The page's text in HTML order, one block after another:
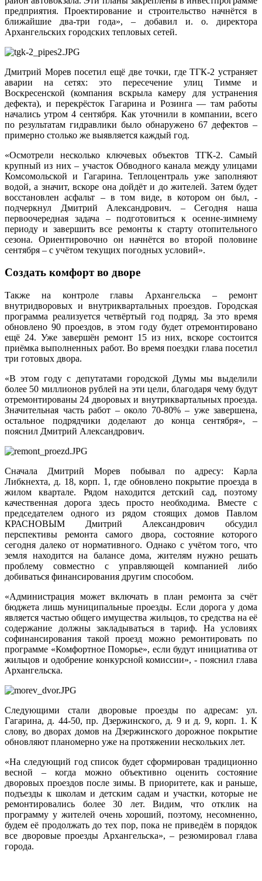
предприятия. Проектирование и строительство начнётся в
ближайшие два-три года», – добавил и. о. директора
Архангельских городских тепловых сетей.
Дмитрий Морев посетил ещё две точки, где ТГК-2 устраняет
аварии на сетях: это пересечение улиц Тимме и
Воскресенской (компания вскрыла камеру для устранения
дефекта), и перекрёсток Гагарина и Розинга — там работы
начались утром 4 сентября. Как уточнили в компании, всего
по результатам гидравлики было обнаружено 67 дефектов –
примерно столько же выявляется каждый год.
«Осмотрели несколько ключевых объектов ТГК-2. Самый
крупный из них – участок Обводного канала между улицами
Комсомольской и Гагарина. Теплоцентраль уже заполняют
водой, а значит, вскоре она дойдёт и до жителей. Затем будет
восстановлен асфальт – в том виде, в котором он был, -
подчеркнул Дмитрий Александрович. – Сегодня наша
первоочередная задача – подготовиться к осенне-зимнему
периоду и завершить все ремонты к старту отопительного
сезона. Ориентировочно он начнётся во второй половине
сентября – с учётом текущих погодных условий».
Создать комфорт во дворе
Также на контроле главы Архангельска – ремонт
внутридворовых и внутриквартальных проездов. Городская
программа реализуется четвёртый год подряд. За это время
обновлено 90 проездов, в этом году будет отремонтировано
ещё 24. Уже завершён ремонт 15 из них, вскоре состоится
приёмка выполненных работ. Во время поездки глава посетил
три готовых двора.
«В этом году с депутатами городской Думы мы выделили
более 50 миллионов рублей на эти цели, благодаря чему будут
отремонтированы 24 дворовых и внутриквартальных проезда.
Значительная часть работ – около 70-80% – уже завершена,
остальное подрядчики доделают до конца сентября», –
пояснил Дмитрий Александрович.
Сначала Дмитрий Морев побывал по адресу: Карла
Либкнехта, д. 18, корп. 1, где обновлено покрытие проезда в
жилом квартале. Рядом находится детский сад, поэтому
качественная дорога здесь просто необходима. Вместе с
председателем одного из рядом стоящих домов Павлом
КРАСНОВЫМ Дмитрий Александрович обсудил
перспективы ремонта самого двора, состояние которого
сегодня далеко от нормативного. Однако с учётом того, что
земля находится на балансе дома, жителям нужно решать
проблему совместно с управляющей компанией либо
добиваться финансирования другим способом.
«Администрация может включать в план ремонта за счёт
бюджета лишь муниципальные проезды. Если дорога у дома
является частью общего имущества жильцов, то средства на её
содержание должны закладываться в тариф. На условиях
софинансирования такой проезд можно ремонтировать по
программе «Комфортное Поморье», если будут инициатива от
жильцов и одобрение конкурсной комиссии», - пояснил глава
Архангельска.
Следующими стали дворовые проезды по адресам: ул.
Гагарина, д. 44-50, пр. Дзержинского, д. 9 и д. 9, корп. 1. К
слову, во дворах домов на Дзержинского дорожное покрытие
обновляют планомерно уже на протяжении нескольких лет.
«На следующий год список будет сформирован традиционно
весной – когда можно объективно оценить состояние
дворовых проездов после зимы. В приоритете, как и раньше,
подъезды к школам и детским садам и участки, которые не
ремонтировались более 30 лет. Видим, что отклик на
программу у жителей очень хороший, поэтому, несомненно,
будем её продолжать до тех пор, пока не приведём в порядок
все дворовые проезды Архангельска», – резюмировал глава
города.